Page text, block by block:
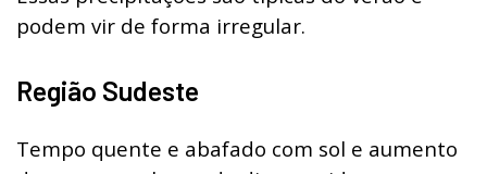
podem vir de forma irregular.
Região Sudeste
Tempo quente e abafado com sol e aumento